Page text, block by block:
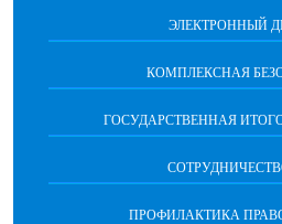
ЭЛЕКТРОННЫЙ
КОМПЛЕКСНАЯ
ГОСУДАРСТВЕННАЯ
ПРОФИЛАКТИКА